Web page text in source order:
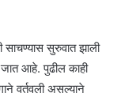
साचण्यास सुरुवात झाली
जात आहे. पुढील काही
वर्तवली असल्याने